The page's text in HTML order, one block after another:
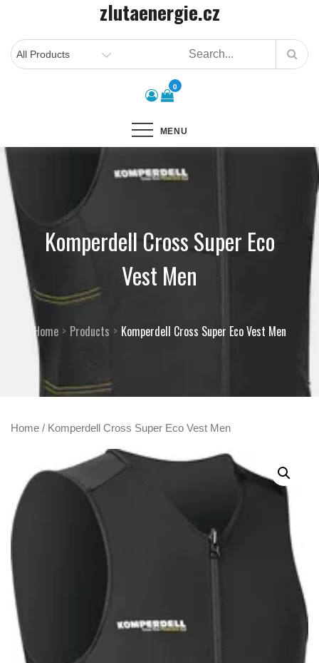
content
zlutaenergie.cz
0
MENU
Komperdell Cross Super Eco
Vest Men
Home Products Komperdell Cross Super Eco Vest Men
Home / Komperdell Cross Super Eco Vest Men